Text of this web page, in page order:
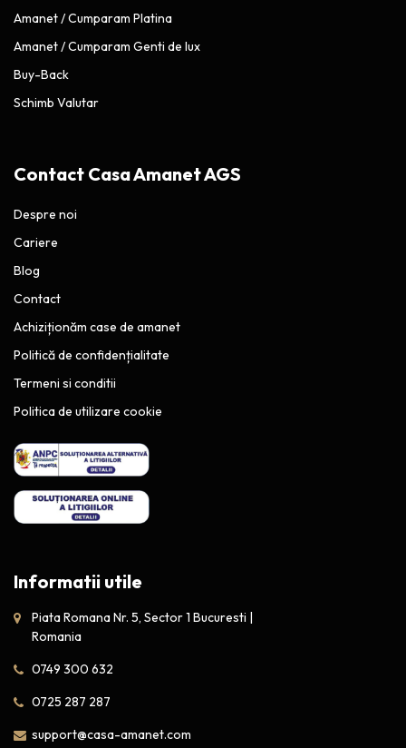
Amanet / Cumparam Platina
Amanet / Cumparam Genti de lux
Buy-Back
Schimb Valutar
Contact Casa Amanet AGS
Despre noi
Cariere
Blog
Contact
Achiziționăm case de amanet
Politică de confidențialitate
Termeni si conditii
Politica de utilizare cookie
Informatii utile
Piata Romana Nr. 5, Sector 1 Bucuresti |
Romania
0749 300 632
0725 287 287
support@casa-amanet.com